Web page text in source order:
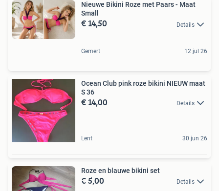
Nieuwe Bikini Roze met Paars - Maat
Small
€ 14,50 Details
Gemert 12 jul 26
Ocean Club pink roze bikini NIEUW maat
S 36
€ 14,00 Details
Lent 30 jun 26
Roze en blauwe bikini set
€ 5,00 Details